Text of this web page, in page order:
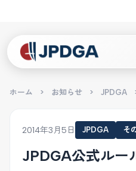
ホーム > お知らせ > JPDGA
2014年3月5日 JPDGA そ
JPDGA公式ルー